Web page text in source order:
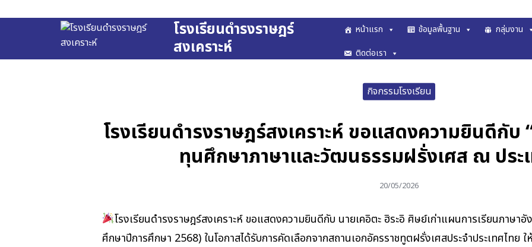
to
โรงเรียนดำรงราษฎร์
สงเคราะห์
หน้าแรก ข้อมูลพื้นฐาน กลุ่มงาน
ติดต่อเรา
for:
กิจกรรมโรงเรียน
โรงเรียนดำรงราษฎร์สงเคราะห์ ขอแสดงความยินดีกับ
ทุนศึกษาภาษาและวัฒนธรรมฝรั่งเศส ณ ประ
20/05/2026
โรงเรียนดำรงราษฎร์สงเคราะห์ ขอแสดงความยินดีกับ นายเคอิตะ ฮิระอิ ศิษย์เก่าแผนการเรียนภาษา
ศึกษาปีการศึกษา 2568) ในโอกาสได้รับการคัดเลือกจากสถานเอกอัครราชทูตฝรั่งเศสประจำประเทศไทย